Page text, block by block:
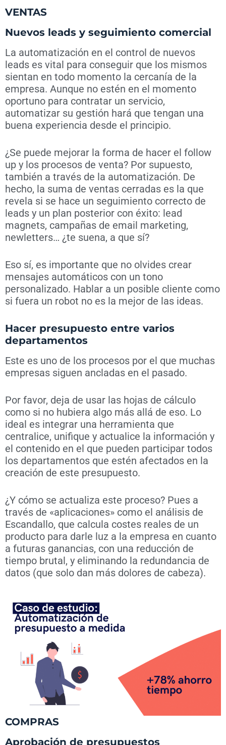
VENTAS
Nuevos leads y seguimiento comercial
La automatización en el control de nuevos
leads es vital para conseguir que los mismos
sientan en todo momento la cercanía de la
empresa. Aunque no estén en el momento
oportuno para contratar un servicio,
automatizar su gestión hará que tengan una
buena experiencia desde el principio.
¿Se puede mejorar la forma de hacer el follow
up y los procesos de venta? Por supuesto,
también a través de la automatización. De
hecho, la suma de ventas cerradas es la que
revela si se hace un seguimiento correcto de
leads y un plan posterior con éxito: lead
magnets, campañas de email marketing,
newletters… ¿te suena, a que sí?
Eso sí, es importante que no olvides crear
mensajes automáticos con un tono
personalizado. Hablar a un posible cliente como
si fuera un robot no es la mejor de las ideas.
Hacer presupuesto entre varios
departamentos
Este es uno de los procesos por el que muchas
empresas siguen ancladas en el pasado.
Por favor, deja de usar las hojas de cálculo
como si no hubiera algo más allá de eso. Lo
ideal es integrar una herramienta que
centralice, unifique y actualice la información y
el contenido en el que pueden participar todos
los departamentos que estén afectados en la
creación de este presupuesto.
¿Y cómo se actualiza este proceso? Pues a
través de «aplicaciones» como el análisis de
Escandallo, que calcula costes reales de un
producto para darle luz a la empresa en cuanto
a futuras ganancias, con una reducción de
tiempo brutal, y eliminando la redundancia de
datos (que solo dan más dolores de cabeza).
COMPRAS
Aprobación de presupuestos